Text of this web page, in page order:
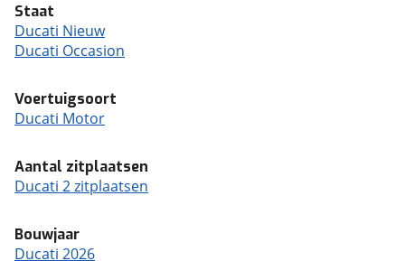
Staat
Ducati Nieuw
Ducati Occasion
Voertuigsoort
Ducati Motor
Aantal zitplaatsen
Ducati 2 zitplaatsen
Bouwjaar
Ducati 2026